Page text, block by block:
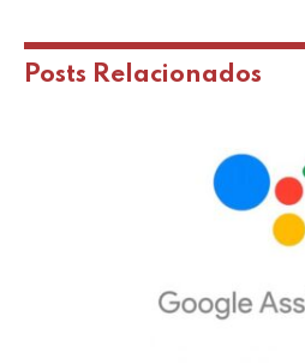
Posts Relacionados